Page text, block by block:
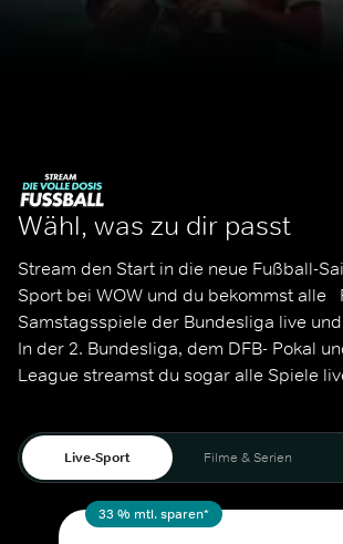
Wähl, was zu dir passt
Stream den Start in die neue Fußball-
Sport bei WOW und du bekommst alle
Samstagsspiele der Bundesliga live
In der 2. Bundesliga, dem DFB- Pokal
League streamst du sogar alle Spiele
Live-Sport Filme & Serien
33 % mtl. sparen*